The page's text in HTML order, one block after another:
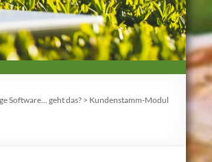
Software… geht das? > Kundenstamm-Modul